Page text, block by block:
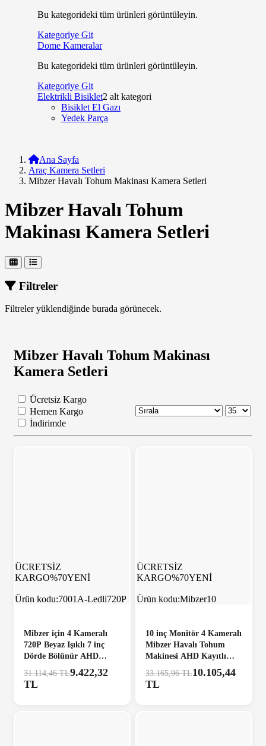
Bu kategorideki tüm ürünleri görüntüleyin.
Kategoriye Git
Dome Kameralar
Bu kategorideki tüm ürünleri görüntüleyin.
Kategoriye Git
Elektrikli Bisiklet2 alt kategori
Bisiklet El Gazı
Yedek Parça
Ana Sayfa
Araç Kamera Setleri
Mibzer Havalı Tohum Makinası Kamera Setleri
Mibzer Havalı Tohum
Makinası Kamera Setleri
Filtreler
Filtreler yüklendiğinde burada görünecek.
Mibzer Havalı Tohum Makinası
Kamera Setleri
Ücretsiz Kargo
Hemen Kargo
İndirimde
ÜCRETSİZ
KARGO%70YENİ
Ürün kodu:7001A-Ledli720P
Mibzer için 4 Kameralı
720P Beyaz Işıklı 7 inç
Dörde Bölünür AHD
31.114,46 TL9.422,32
TL
ÜCRETSİZ
KARGO%70YENİ
Ürün kodu:Mibzer10
10 inç Monitör 4 Kameralı
Mibzer Havalı Tohum
Makinesi AHD Kayıtlı
33.165,96 TL10.105,44
TL